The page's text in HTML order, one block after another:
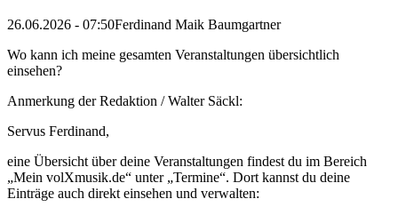
26.06.2026 - 07:50Ferdinand Maik Baumgartner
Wo kann ich meine gesamten Veranstaltungen übersichtlich
einsehen?
Anmerkung der Redaktion /Walter Säckl:
Servus Ferdinand,
eine Übersicht über deine Veranstaltungen findest du im Bereich
„Mein volXmusik.de“ unter „Termine“. Dort kannst du deine
Einträge auch direkt einsehen und verwalten: